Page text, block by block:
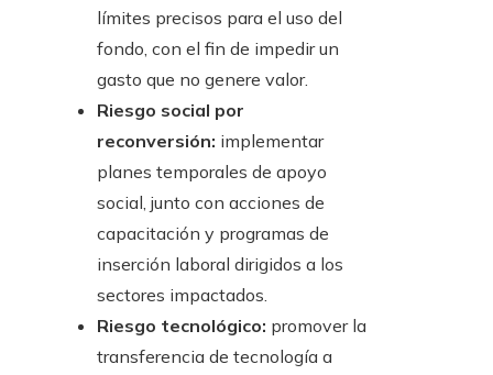
límites precisos para el uso del
fondo, con el fin de impedir un
gasto que no genere valor.
Riesgo social por
reconversión: implementar
planes temporales de apoyo
social, junto con acciones de
capacitación y programas de
inserción laboral dirigidos a los
sectores impactados.
Riesgo tecnológico: promover la
transferencia de tecnología a